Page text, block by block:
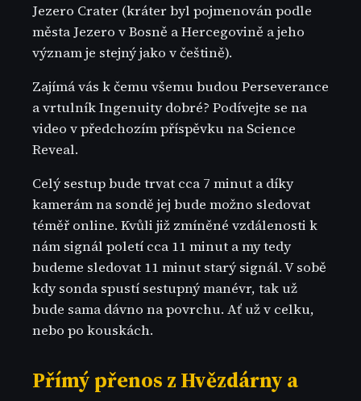
Jezero Crater (kráter byl pojmenován podle
města Jezero v Bosně a Hercegovině a jeho
význam je stejný jako v češtině).
Zajímá vás k čemu všemu budou Perseverance
a vrtulník Ingenuity dobré? Podívejte se na
video v předchozím příspěvku na Science
Reveal.
Celý sestup bude trvat cca 7 minut a díky
kamerám na sondě jej bude možno sledovat
téměř online. Kvůli již zmíněné vzdálenosti k
nám signál poletí cca 11 minut a my tedy
budeme sledovat 11 minut starý signál. V sobě
kdy sonda spustí sestupný manévr, tak už
bude sama dávno na povrchu. Ať už v celku,
nebo po kouskách.
Přímý přenos z Hvězdárny a